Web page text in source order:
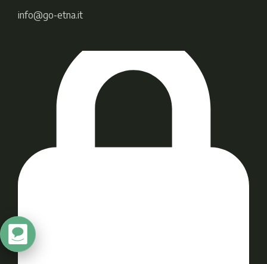
info@go-etna.it